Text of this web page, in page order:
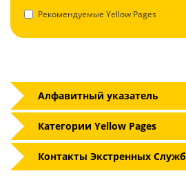
Рекомендуемые Yellow Pages
Алфавитный указатель
Категории Yellow Pages
Контакты Экстренных Служб